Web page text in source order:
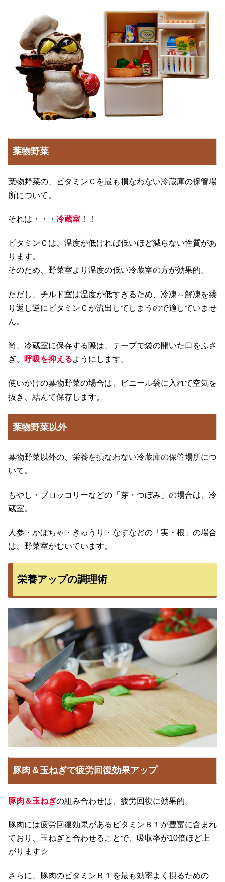
葉物野菜
葉物野菜の、ビタミンＣを最も損なわない冷蔵庫の保管場
所について。
それは・・・ 冷蔵室 ！！
ビタミンＣは、温度が低ければ低いほど減らない性質があ
ります。
そのため、野菜室より温度の低い冷蔵室の方が効果的。
ただし、チルド室は温度が低すぎるため、冷凍⇔解凍を繰
り返し逆にビタミンＣが流出してしまうので適していませ
ん。
尚、冷蔵室に保存する際は、テープで袋の開いた口をふさ
ぎ、
呼吸を抑えるようにします。
使いかけの葉物野菜の場合は、ビニール袋に入れて空気を
抜き、結んで保存します。
葉物野菜以外
葉物野菜以外の、栄養を損なわない冷蔵庫の保管場所につ
いて。
もやし・ブロッコリーなどの「芽・つぼみ」の場合は、冷
蔵室。
人参・かぼちゃ・きゅうり・なすなどの「実・根」の場合
は、野菜室がむいています。
栄養アップの調理術
豚肉＆玉ねぎで疲労回復効果アップ
豚肉＆玉ねぎの組み合わせは、疲労回復に効果的。
豚肉には疲労回復効果があるビタミンＢ１が豊富に含まれ
ており、玉ねぎと合わせることで、吸収率が10倍ほど上
がります☆
さらに、豚肉のビタミンＢ１を最も効率よく摂るための